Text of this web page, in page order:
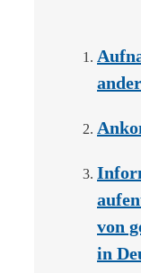
von
in